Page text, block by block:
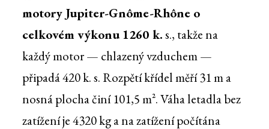
motory Jupiter-Gnôme-Rhône o
celkovém výkonu 1260 k.s., takže na
každý motor — chlazený vzduchem —
připadá 420 k. s. Rozpětí křídel měří 31 m a
nosná plocha činí 101,5 m². Váha letadla bez
zatížení je 4320 kg a na zatížení počítána